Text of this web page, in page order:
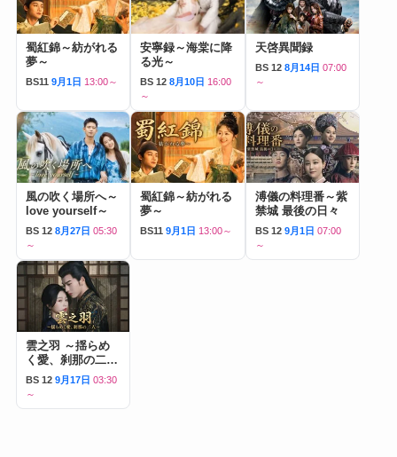
蜀紅錦～紡がれる
夢～
BS11 9月1日 13:00～
安寧録～海棠に降
る光～
BS 12 8月10日 16:00
～
天啓異聞録
BS 12 8月14日 07:00
～
風の吹く場所へ～
love yourself～
BS 12 8月27日 05:30
～
蜀紅錦～紡がれる
夢～
BS11 9月1日 13:00～
溥儀の料理番～紫
禁城 最後の日々
BS 12 9月1日 07:00
～
雲之羽 ～揺らめ
く愛、刹那の二人
～
BS 12 9月17日 03:30
～